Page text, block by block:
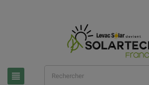
view_headline